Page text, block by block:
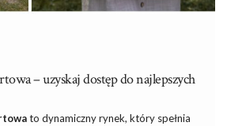
– uzyskaj dostęp do najlepszych
to dynamiczny rynek, który spełnia